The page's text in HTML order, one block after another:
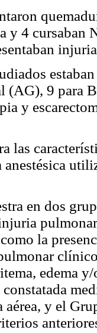
y 4 cursaban
(AG), 9 para
y
las
anestésica
en dos
la
edema
aérea, y el